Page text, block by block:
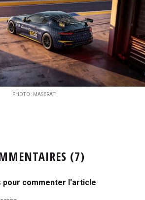
PHOTO : MASERATI
(7)
pour commenter l'article